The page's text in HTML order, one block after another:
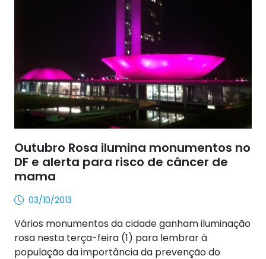
Outubro Rosa ilumina monumentos no
DF e alerta para risco de câncer de
mama
03/10/2013
Vários monumentos da cidade ganham iluminação
rosa nesta terça-feira (1) para lembrar à
população da importância da prevenção do